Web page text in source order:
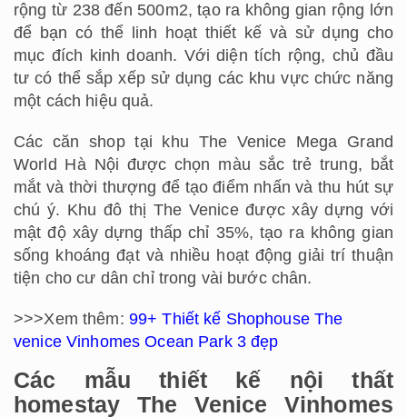
rộng từ 238 đến 500m2, tạo ra không gian rộng lớn
để bạn có thể linh hoạt thiết kế và sử dụng cho
mục đích kinh doanh. Với diện tích rộng, chủ đầu
tư có thể sắp xếp sử dụng các khu vực chức năng
một cách hiệu quả.
Các căn shop tại khu The Venice Mega Grand
World Hà Nội được chọn màu sắc trẻ trung, bắt
mắt và thời thượng để tạo điểm nhấn và thu hút sự
chú ý. Khu đô thị The Venice được xây dựng với
mật độ xây dựng thấp chỉ 35%, tạo ra không gian
sống khoáng đạt và nhiều hoạt động giải trí thuận
tiện cho cư dân chỉ trong vài bước chân.
>>>Xem thêm: 99+ Thiết kế Shophouse The
venice Vinhomes Ocean Park 3 đẹp
Các mẫu thiết kế nội thất
homestay The Venice Vinhomes